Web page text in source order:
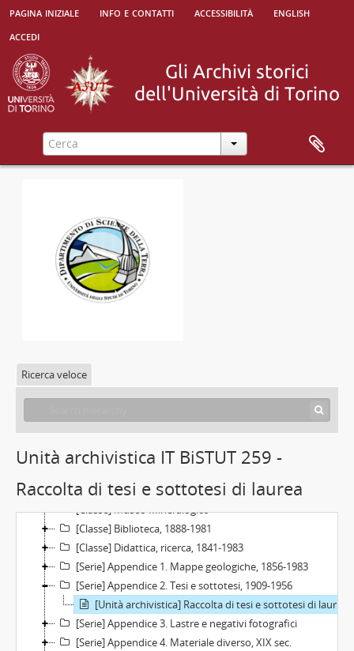
pagina iniziale info e contatti accessibilità
english
accedi
Ricerca veloce
Unità archivistica IT BiSTUT 259 -
Raccolta di tesi e sottotesi di laurea
[Classe] Amministrazione, 1859-1982
[Classe] Contabilità e patrimonio, 1881-1984
[Classe] Museo di Geologia e Paleontologia, 1876 - 1993
[Classe] Museo Mineralogico
[Classe] Biblioteca, 1888-1981
[Classe] Didattica, ricerca, 1841-1983
[Serie] Appendice 1. Mappe geologiche, 1856-1983
[Serie] Appendice 2. Tesi e sottotesi, 1909-1956
[Unità archivistica] Raccolta di tesi e sottotesi di laurea, 1909-1956
[Serie] Appendice 3. Lastre e negativi fotografici
[Serie] Appendice 4. Materiale diverso, XIX sec.